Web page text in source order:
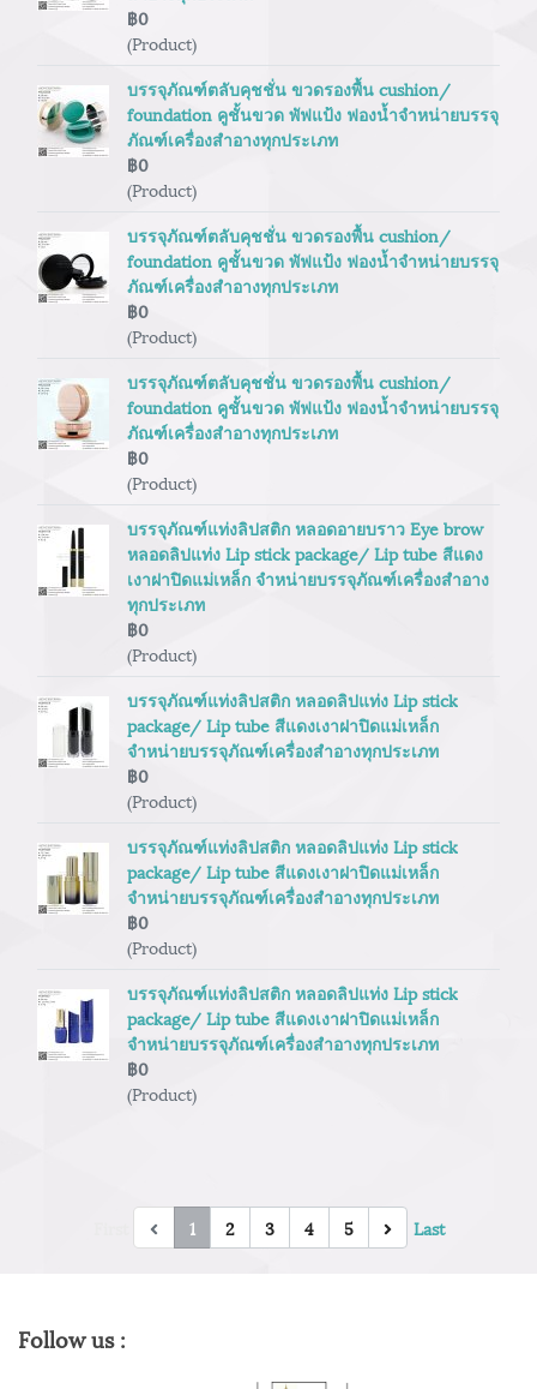
฿0
(Product)
บรรจุภัณฑ์ตลับคุชชั่น ขวดรองพื้น cushion/
foundation คูชั้นขวด พัฟแป้ง ฟองน้ำจำหน่ายบรรจุ
ภัณฑ์เครื่องสำอางทุกประเภท
฿0
(Product)
บรรจุภัณฑ์ตลับคุชชั่น ขวดรองพื้น cushion/
foundation คูชั้นขวด พัฟแป้ง ฟองน้ำจำหน่ายบรรจุ
ภัณฑ์เครื่องสำอางทุกประเภท
฿0
(Product)
บรรจุภัณฑ์ตลับคุชชั่น ขวดรองพื้น cushion/
foundation คูชั้นขวด พัฟแป้ง ฟองน้ำจำหน่ายบรรจุ
ภัณฑ์เครื่องสำอางทุกประเภท
฿0
(Product)
บรรจุภัณฑ์แท่งลิปสติก หลอดอายบราว Eye brow
หลอดลิปแท่ง Lip stick package/ Lip tube สีแดง
เงาฝาปิดแม่เหล็ก จำหน่ายบรรจุภัณฑ์เครื่องสำอาง
ทุกประเภท
฿0
(Product)
บรรจุภัณฑ์แท่งลิปสติก หลอดลิปแท่ง Lip stick
package/ Lip tube สีแดงเงาฝาปิดแม่เหล็ก
จำหน่ายบรรจุภัณฑ์เครื่องสำอางทุกประเภท
฿0
(Product)
บรรจุภัณฑ์แท่งลิปสติก หลอดลิปแท่ง Lip stick
package/ Lip tube สีแดงเงาฝาปิดแม่เหล็ก
จำหน่ายบรรจุภัณฑ์เครื่องสำอางทุกประเภท
฿0
(Product)
บรรจุภัณฑ์แท่งลิปสติก หลอดลิปแท่ง Lip stick
package/ Lip tube สีแดงเงาฝาปิดแม่เหล็ก
จำหน่ายบรรจุภัณฑ์เครื่องสำอางทุกประเภท
฿0
(Product)
1 2 3 4 5 Last
Follow us :